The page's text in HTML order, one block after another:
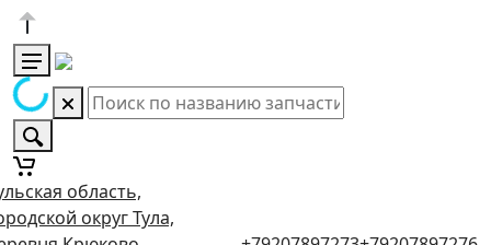
область,
округ Тула,